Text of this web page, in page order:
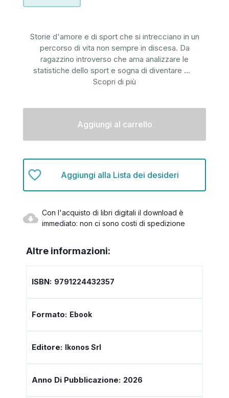
Storie d'amore e di sport che si intrecciano in un
percorso di vita non sempre in discesa. Da
ragazzino introverso che ama analizzare le
statistiche dello sport e sogna di diventare ...
Scopri di più
Aggiungi alla Lista dei desideri
Con l'acquisto di libri digitali il download è
immediato: non ci sono costi di spedizione
Altre informazioni:
ISBN: 9791224432357
Formato: Ebook
Editore: Ikonos Srl
Anno Di Pubblicazione: 2026